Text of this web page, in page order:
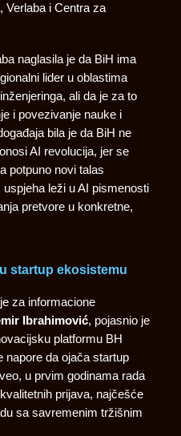
Verlaba i Centra za
naglasila je da BiH ima
lider u oblastima
ali da je za to
i povezivanje nauke i
bila je da BiH ne
AI revolucija, jer se
potpuno novi talas
leži u AI pismenosti
pretvore u konkretne,
startup ekosistemu
za informacione
Ibrahimović, pojasnio je
platformu BH
napore da ojača startup
u prvim godinama rada
prijava, najčešće
sa savremenim tržišnim